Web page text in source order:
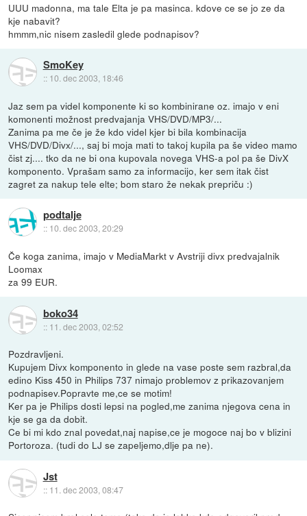
UUU madonna, ma tale Elta je pa masinca. kdove ce se jo ze da
kje nabavit?
hmmm,nic nisem zasledil glede podnapisov?
SmoKey
:: 10. dec 2003, 18:46
Jaz sem pa videl komponente ki so kombinirane oz. imajo v eni
komonenti možnost predvajanja VHS/DVD/MP3/...
Zanima pa me če je že kdo videl kjer bi bila kombinacija
VHS/DVD/Divx/..., saj bi moja mati to takoj kupila pa še video mamo
čist zj.... tko da ne bi ona kupovala novega VHS-a pol pa še DivX
komponento. Vprašam samo za informacijo, ker sem itak čist
zagret za nakup tele elte; bom staro že nekak prepriču :)
podtalje
:: 10. dec 2003, 20:29
Če koga zanima, imajo v MediaMarkt v Avstriji divx predvajalnik
Loomax
za 99 EUR.
boko34
:: 11. dec 2003, 02:52
Pozdravljeni.
Kupujem Divx komponento in glede na vase poste sem razbral,da
edino Kiss 450 in Philips 737 nimajo problemov z prikazovanjem
podnapisev.Popravte me,ce se motim!
Ker pa je Philips dosti lepsi na pogled,me zanima njegova cena in
kje se ga da dobit.
Ce bi mi kdo znal povedat,naj napise,ce je mogoce naj bo v blizini
Portoroza. (tudi do LJ se zapeljemo,dlje pa ne).
Jst
:: 11. dec 2003, 08:47